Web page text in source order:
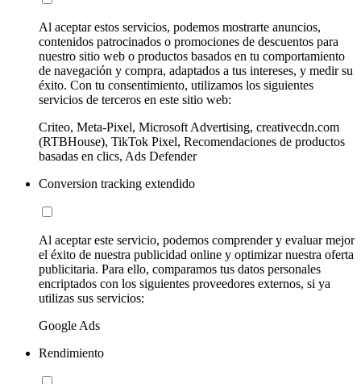
Al aceptar estos servicios, podemos mostrarte anuncios,
contenidos patrocinados o promociones de descuentos para
nuestro sitio web o productos basados en tu comportamiento
de navegación y compra, adaptados a tus intereses, y medir su
éxito. Con tu consentimiento, utilizamos los siguientes
servicios de terceros en este sitio web:
Criteo, Meta-Pixel, Microsoft Advertising, creativecdn.com
(RTBHouse), TikTok Pixel, Recomendaciones de productos
basadas en clics, Ads Defender
Conversion tracking extendido
Al aceptar este servicio, podemos comprender y evaluar mejor
el éxito de nuestra publicidad online y optimizar nuestra oferta
publicitaria. Para ello, comparamos tus datos personales
encriptados con los siguientes proveedores externos, si ya
utilizas sus servicios:
Google Ads
Rendimiento